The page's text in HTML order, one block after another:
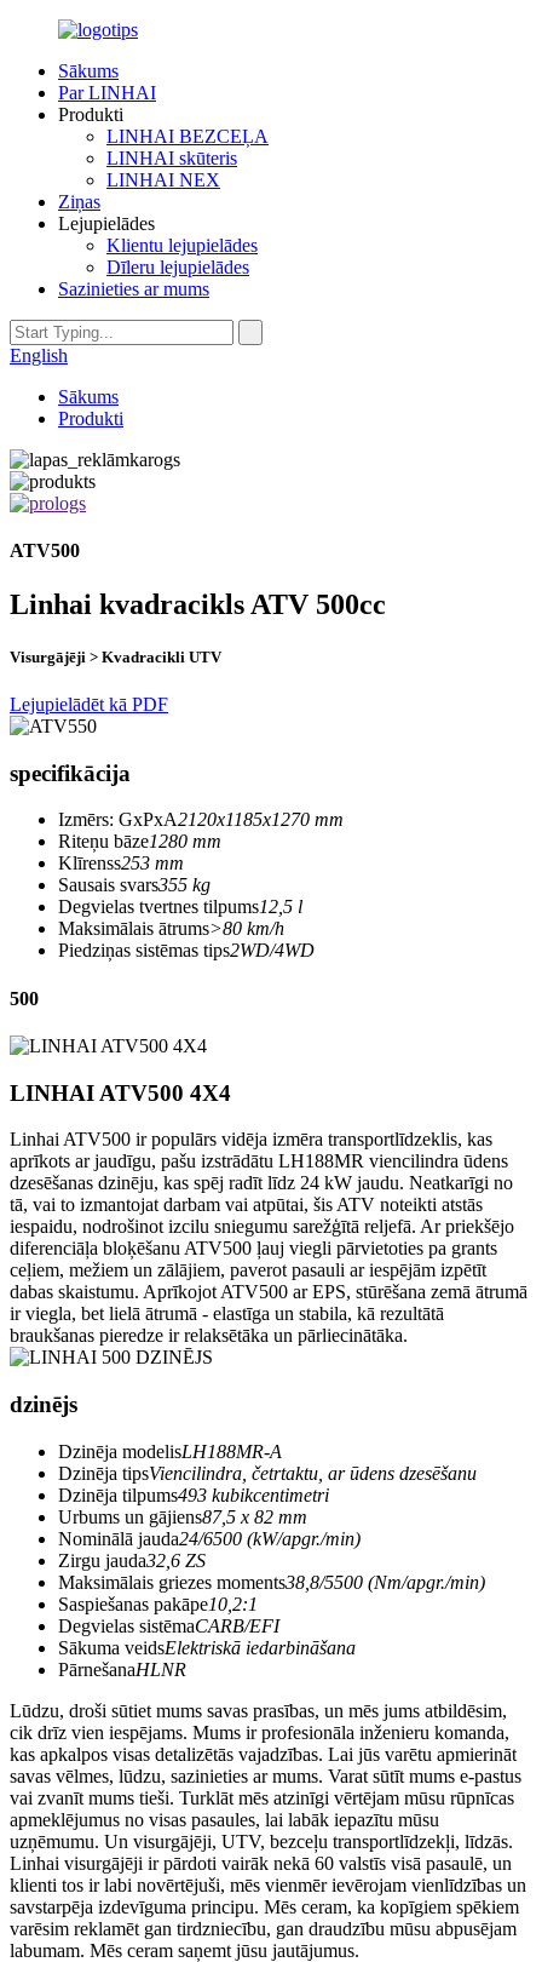
Sākums
Par LINHAI
Produkti
LINHAI BEZCEĻA
LINHAI skūteris
LINHAI NEX
Ziņas
Lejupielādes
Klientu lejupielādes
Dīleru lejupielādes
Sazinieties ar mums
English
Sākums
Produkti
ATV500
Linhai kvadracikls ATV 500cc
Visurgājēji > Kvadracikli UTV
Lejupielādēt kā PDF
specifikācija
Izmērs: GxPxA2120x1185x1270 mm
Riteņu bāze1280 mm
Klīrenss253 mm
Sausais svars355 kg
Degvielas tvertnes tilpums12,5 l
Maksimālais ātrums>80 km/h
Piedziņas sistēmas tips2WD/4WD
500
LINHAI ATV500 4X4
Linhai ATV500 ir populārs vidēja izmēra transportlīdzeklis, kas
aprīkots ar jaudīgu, pašu izstrādātu LH188MR viencilindra ūdens
dzesēšanas dzinēju, kas spēj radīt līdz 24 kW jaudu. Neatkarīgi no
tā, vai to izmantojat darbam vai atpūtai, šis ATV noteikti atstās
iespaidu, nodrošinot izcilu sniegumu sarežģītā reljefā. Ar priekšējo
diferenciāļa bloķēšanu ATV500 ļauj viegli pārvietoties pa grants
ceļiem, mežiem un zālājiem, paverot pasauli ar iespējām izpētīt
dabas skaistumu. Aprīkojot ATV500 ar EPS, stūrēšana zemā ātrumā
ir viegla, bet lielā ātrumā - elastīga un stabila, kā rezultātā
braukšanas pieredze ir relaksētāka un pārliecinātāka.
dzinējs
Dzinēja modelisLH188MR-A
Dzinēja tipsViencilindra, četrtaktu, ar ūdens dzesēšanu
Dzinēja tilpums493 kubikcentimetri
Urbums un gājiens87,5 x 82 mm
Nominālā jauda24/6500 (kW/apgr./min)
Zirgu jauda32,6 ZS
Maksimālais griezes moments38,8/5500 (Nm/apgr./min)
Saspiešanas pakāpe10,2:1
Degvielas sistēmaCARB/EFI
Sākuma veidsElektriskā iedarbināšana
PārnešanaHLNR
Lūdzu, droši sūtiet mums savas prasības, un mēs jums atbildēsim,
cik drīz vien iespējams. Mums ir profesionāla inženieru komanda,
kas apkalpos visas detalizētās vajadzības. Lai jūs varētu apmierināt
savas vēlmes, lūdzu, sazinieties ar mums. Varat sūtīt mums e-pastus
vai zvanīt mums tieši. Turklāt mēs atzinīgi vērtējam mūsu rūpnīcas
apmeklējumus no visas pasaules, lai labāk iepazītu mūsu
uzņēmumu. Un visurgājēji, UTV, bezceļu transportlīdzekļi, līdzās.
Linhai visurgājēji ir pārdoti vairāk nekā 60 valstīs visā pasaulē, un
klienti tos ir labi novērtējuši, mēs vienmēr ievērojam vienlīdzības un
savstarpēja izdevīguma principu. Mēs ceram, ka kopīgiem spēkiem
varēsim reklamēt gan tirdzniecību, gan draudzību mūsu abpusējam
labumam. Mēs ceram saņemt jūsu jautājumus.